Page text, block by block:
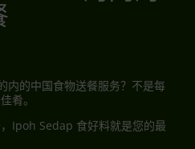
内的中国食物送餐服务？不是每
肴。
Ipoh Sedap 食好料就是您的最